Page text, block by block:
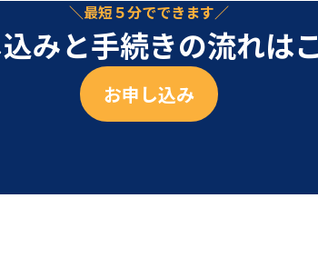
最短５分でできます
みと手続きの流れは
お申し込み